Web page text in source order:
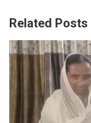
Related Posts